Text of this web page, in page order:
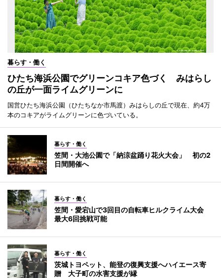
暮らす・働く
ひたち海浜公園でグリーンコキア色づく みはらし
の丘が一面ライムグリーンに
国営ひたち海浜公園（ひたちなか市馬渡）みはらしの丘で現在、約4万
本のコキアがライムグリーンに色づいている。
暮らす・働く
笠間・大池公園で「納涼盆踊り花火大会」 初の2
日間開催へ
暮らす・働く
笠間・愛宕山で3回目の自転車ヒルクライム大会
最大6回挑戦可能
暮らす・働く
茨城トヨペット、能登の復興支援へハイエース寄
贈 大子町の水害支援が縁